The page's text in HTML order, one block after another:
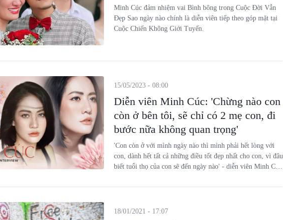
Minh Cúc đảm nhiệm vai Bình bông trong Cuộc Đời Vẫn
Đẹp Sao ngày nào chính là diễn viên tiếp theo góp mặt tại
Cuộc Chiến Không Giới Tuyến.
Diễn viên Minh Cúc: 'Chừng nào con
còn ở bên tôi, sẽ chỉ có 2 mẹ con, đi
bước nữa không quan trọng'
15/05/2023 - 08:00
'Con còn ở với mình ngày nào thì mình phải hết lòng với
con, dành hết tất cả những điều tốt đẹp nhất cho con, vì đâu
biết tuổi thọ của con sẽ đến ngày nào' - diễn viên Minh Cúc
18/01/2021 - 17:07